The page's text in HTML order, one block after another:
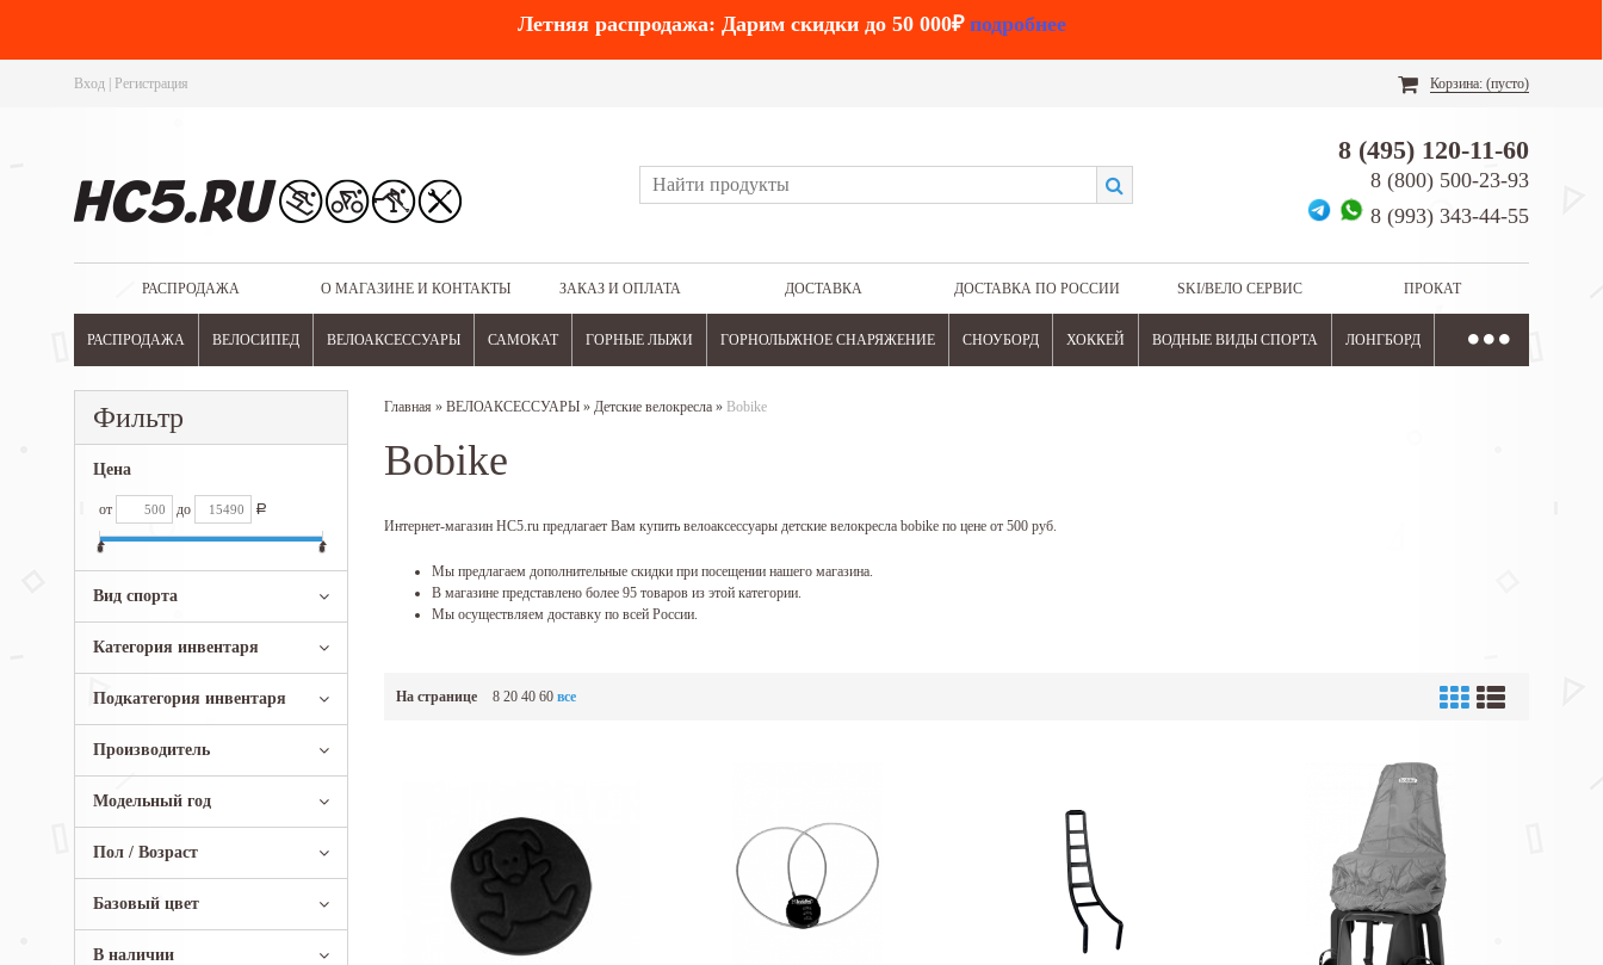
Летняя распродажа: Дарим скидки до 50 000₽ подробнее
Вход Регистрация Корзина: (пусто)
8 (495) 120-11-60
8 (800) 500-23-93
8 (993) 343-44-55
РАСПРОДАЖА О МАГАЗИНЕ И КОНТАКТЫ ЗАКАЗ И ОПЛАТА ДОСТАВКА ДОСТАВКА ПО РОССИИ SKI/ВЕЛО СЕРВИС ПРОКАТ
РАСПРОДАЖА ВЕЛОСИПЕД ВЕЛОАКСЕССУАРЫ САМОКАТ ГОРНЫЕ ЛЫЖИ ГОРНОЛЫЖНОЕ СНАРЯЖЕНИЕ СНОУБОРД ХОККЕЙ ВОДНЫЕ ВИДЫ СПОРТА ЛОНГБОРД
Фильтр
Цена
от до Р
Вид спорта
Категория инвентаря
Подкатегория инвентаря
Производитель
Модельный год
Пол / Возраст
Базовый цвет
В наличии
Главная » ВЕЛОАКСЕССУАРЫ » Детские велокресла » Bobike
Bobike
Интернет-магазин HC5.ru предлагает Вам купить велоаксессуары детские велокресла bobike по цене от 500 руб.
Мы предлагаем дополнительные скидки при посещении нашего магазина.
В магазине представлено более 95 товаров из этой категории.
Мы осуществляем доставку по всей России.
На странице 8 20 40 60 все